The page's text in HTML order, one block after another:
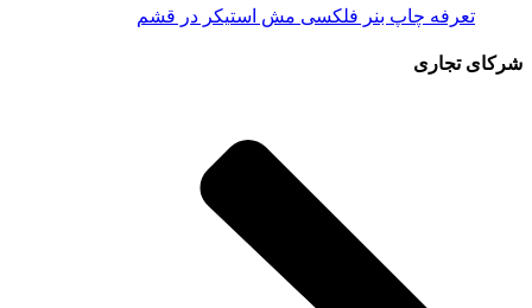
تعرفه چاپ بنر فلکسی مش استیکر در قشم
شرکای تجاری